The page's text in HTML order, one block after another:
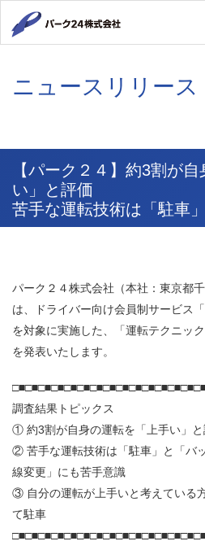
ニュースリリース
【パーク２４】約3割が
い」と評価
苦手な運転技術は「駐車
パーク２４株式会社（本社：東京都
は、ドライバー向け会員制サービス
を対象に実施した、「運転テクニッ
を発表いたします。
調査結果トピックス
① 約3割が自身の運転を「上手い」と
② 苦手な運転技術は「駐車」と「バ
線変更」にも苦手意識
③ 自分の運転が上手いと考えている
て駐車